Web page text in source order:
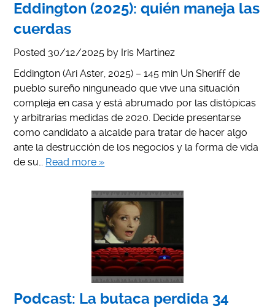
Eddington (2025): quién maneja las
cuerdas
Posted 30/12/2025 by Iris Martínez
Eddington (Ari Aster, 2025) – 145 min Un Sheriff de
pueblo sureño ninguneado que vive una situación
compleja en casa y está abrumado por las distópicas
y arbitrarias medidas de 2020. Decide presentarse
como candidato a alcalde para tratar de hacer algo
ante la destrucción de los negocios y la forma de vida
de su… Read more »
Podcast: La butaca perdida 34